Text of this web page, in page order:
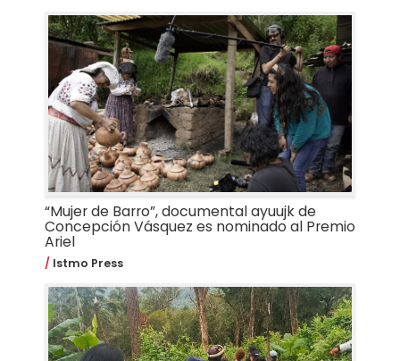
“Mujer de Barro”, documental ayuujk de
Concepción Vásquez es nominado al Premio
Ariel
Istmo Press